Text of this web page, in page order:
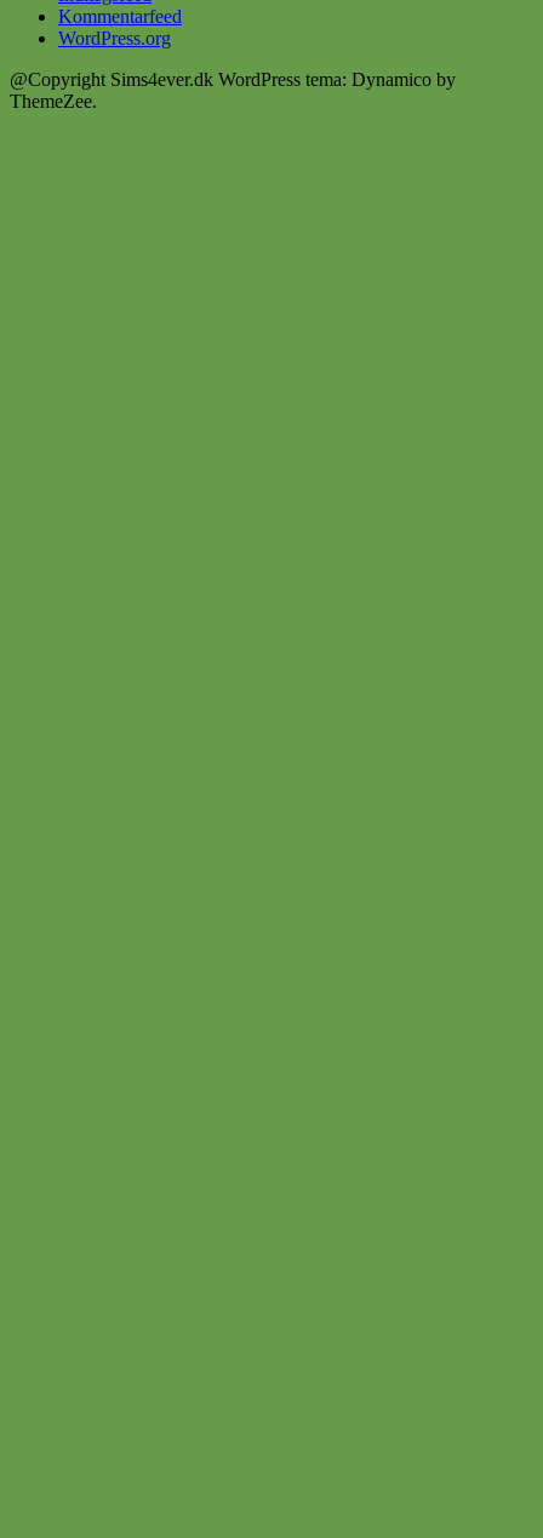
Kommentarfeed
WordPress.org
@Copyright Sims4ever.dk WordPress tema: Dynamico by
ThemeZee.